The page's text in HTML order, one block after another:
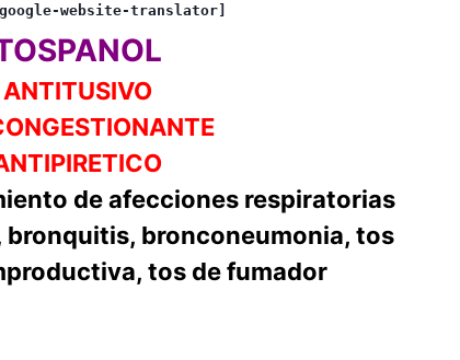
website-translator]
ANTITUSIVO
de afecciones respiratorias
bronquitis, bronconeumonia, tos
tos de fumador